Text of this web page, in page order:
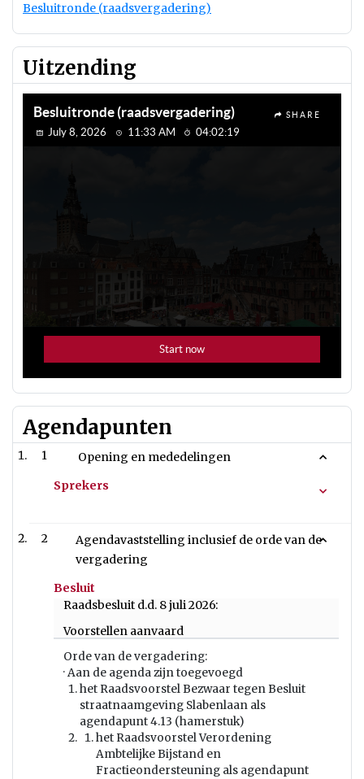
Besluitronde (raadsvergadering)
Uitzending
Agendapunten
1
Opening en mededelingen
Sprekers
2
Agendavaststelling inclusief de orde van de
vergadering
Besluit
Raadsbesluit d.d. 8 juli 2026:
Voorstellen aanvaard
Orde van de vergadering:
· Aan de agenda zijn toegevoegd
het Raadsvoorstel Bezwaar tegen Besluit
straatnaamgeving Slabenlaan als
agendapunt 4.13 (hamerstuk)
het Raadsvoorstel Verordening
Ambtelijke Bijstand en
Fractieondersteuning als agendapunt